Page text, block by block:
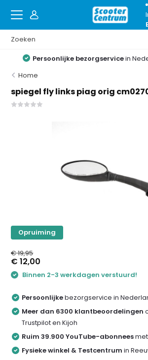
Persoonlijke bezorgservicein
Home
spiegel fly links piag orig
Opruiming
€ 19,95
€ 12,00
Binnen 2-3 werkdagen verstuurd!
Persoonlijkebezorgservice in
Meer dan 6300 klantbeoordelingen
Trustpilot en Kijoh
Ruim 39.900 YouTube-abonnees
Fysieke winkel & Testcentrum in